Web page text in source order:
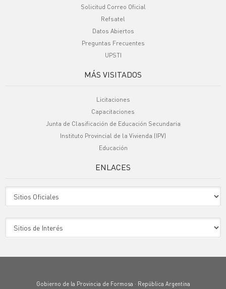
Solicitud Correo Oficial
Refsatel
Datos Abiertos
Preguntas Frecuentes
UPSTI
MÁS VISITADOS
Licitaciones
Capacitaciones
Junta de Clasificación de Educación Secundaria
Instituto Provincial de la Vivienda (IPV)
Educación
ENLACES
Gobierno de la Provincia de Formosa · República Argentina